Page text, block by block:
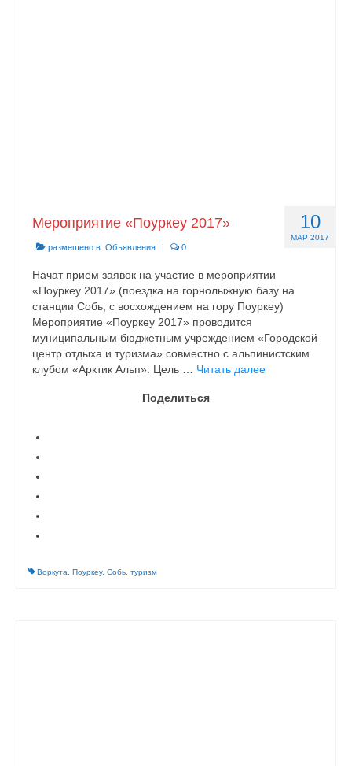
10
МАР 2017
Мероприятие «Поуркеу 2017»
размещено в: Объявления | 0
Начат прием заявок на участие в мероприятии
«Поуркеу 2017» (поездка на горнолыжную базу на
станции Собь, с восхождением на гору Поуркеу)
Мероприятие «Поуркеу 2017» проводится
муниципальным бюджетным учреждением «Городской
центр отдыха и туризма» совместно с альпинистским
клубом «Арктик Альп». Цель … Читать далее
Поделиться
Воркута Поуркеу, Собь туризм